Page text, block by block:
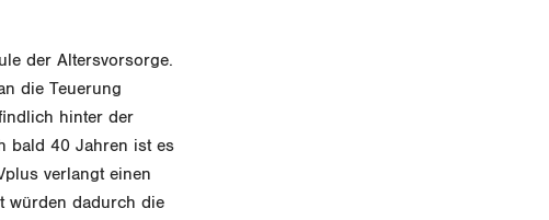
der Altersvorsorge.
die Teuerung
hinter der
bald 40 Jahren ist es
verlangt einen
würden dadurch die